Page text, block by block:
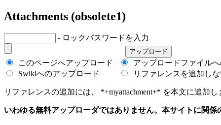
Attachments (obsolete1)
- ロックパスワードを入力
このページへアップロード
Swikiへのアップロード
アップロードファイル
リファレンスを追加し
リファレンスの追加には、 *+myattachment+* を本文に追加
いわゆる無料アップローダではありません。本サイトに関